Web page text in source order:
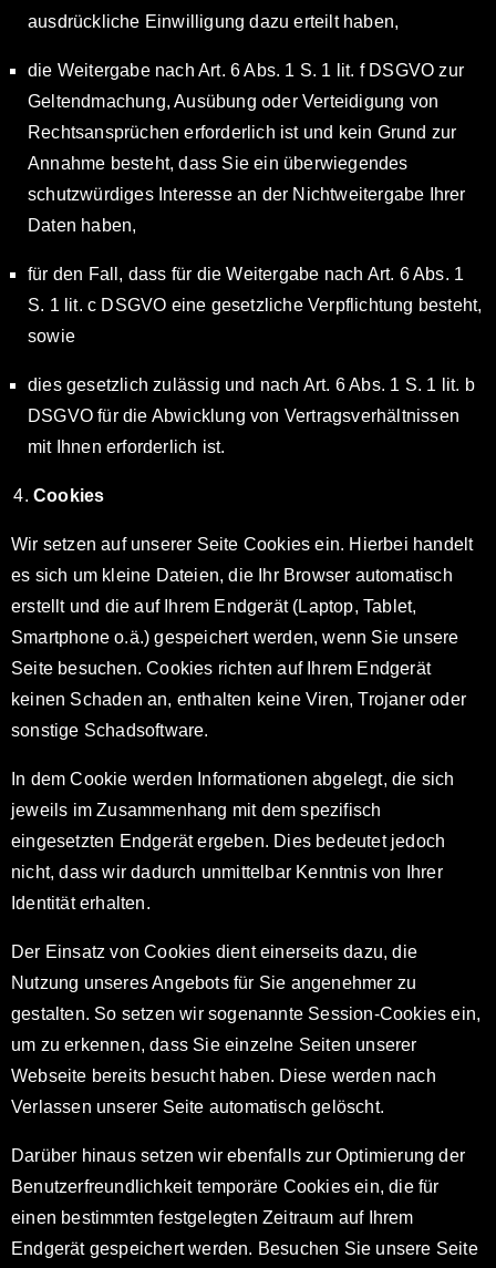
ausdrückliche Einwilligung dazu erteilt haben,
die Weitergabe nach Art. 6 Abs. 1 S. 1 lit. f DSGVO zur
Geltendmachung, Ausübung oder Verteidigung von
Rechtsansprüchen erforderlich ist und kein Grund zur
Annahme besteht, dass Sie ein überwiegendes
schutzwürdiges Interesse an der Nichtweitergabe Ihrer
Daten haben,
für den Fall, dass für die Weitergabe nach Art. 6 Abs. 1
S. 1 lit. c DSGVO eine gesetzliche Verpflichtung besteht,
sowie
dies gesetzlich zulässig und nach Art. 6 Abs. 1 S. 1 lit. b
DSGVO für die Abwicklung von Vertragsverhältnissen
mit Ihnen erforderlich ist.
Cookies
Wir setzen auf unserer Seite Cookies ein. Hierbei handelt
es sich um kleine Dateien, die Ihr Browser automatisch
erstellt und die auf Ihrem Endgerät (Laptop, Tablet,
Smartphone o.ä.) gespeichert werden, wenn Sie unsere
Seite besuchen. Cookies richten auf Ihrem Endgerät
keinen Schaden an, enthalten keine Viren, Trojaner oder
sonstige Schadsoftware.
In dem Cookie werden Informationen abgelegt, die sich
jeweils im Zusammenhang mit dem spezifisch
eingesetzten Endgerät ergeben. Dies bedeutet jedoch
nicht, dass wir dadurch unmittelbar Kenntnis von Ihrer
Identität erhalten.
Der Einsatz von Cookies dient einerseits dazu, die
Nutzung unseres Angebots für Sie angenehmer zu
gestalten. So setzen wir sogenannte Session-Cookies ein,
um zu erkennen, dass Sie einzelne Seiten unserer
Webseite bereits besucht haben. Diese werden nach
Verlassen unserer Seite automatisch gelöscht.
Darüber hinaus setzen wir ebenfalls zur Optimierung der
Benutzerfreundlichkeit temporäre Cookies ein, die für
einen bestimmten festgelegten Zeitraum auf Ihrem
Endgerät gespeichert werden. Besuchen Sie unsere Seite